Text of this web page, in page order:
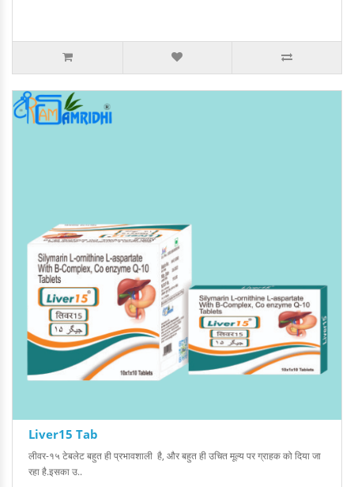
Liver15 Tab
लीवर-१५ टेबलेट बहुत ही प्रभावशाली है, और बहुत ही उचित मूल्य पर ग्राहक को दिया जा
रहा है.इसका उ..